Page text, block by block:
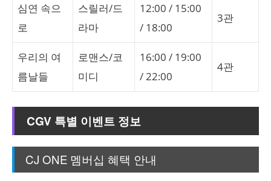
심연 속으
로
스릴러/드
라마
12:00 / 15:00
/ 18:00
3관
우리의 여
름날들
로맨스/코
미디
16:00 / 19:00
/ 22:00
4관
CGV 특별 이벤트 정보
CJ ONE 멤버십 혜택 안내